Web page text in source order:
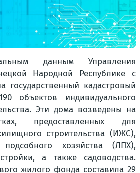
данным Управления
Народной Республике с
государственный кадастровый
объектов индивидуального
Эти дома возведены на
предоставленных для
строительства (ИЖС),
хозяйства (ЛПХ),
а также садоводства.
жилого фонда составила 29